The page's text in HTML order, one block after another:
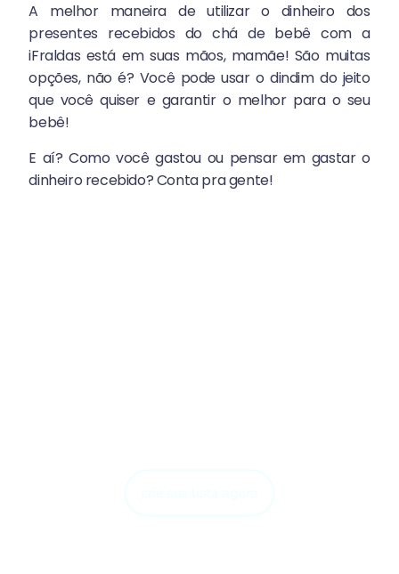
A melhor maneira de utilizar o dinheiro dos
presentes recebidos do chá de bebê com a
iFraldas está em suas mãos, mamãe! São muitas
opções, não é? Você pode usar o dindim do jeito
que você quiser e garantir o melhor para o seu
bebê!
E aí? Como você gastou ou pensar em gastar o
dinheiro recebido? Conta pra gente!